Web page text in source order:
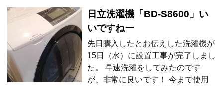
日立洗濯機「BD-S8600」い
いですねー
先日購入したとお伝えした洗濯機が
15日（水）に設置工事が完了しまし
た。 早速洗濯をしてみたのです
が、非常に良いです！ 今まで使用